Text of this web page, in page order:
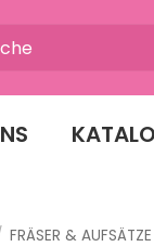
FRÄSER & AUFSÄTZE